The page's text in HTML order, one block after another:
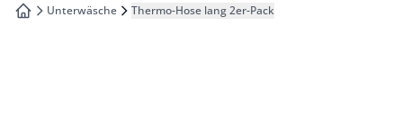
springen
zur Startseite
Unterwäsche Thermo-Hose lang 2er-Pack